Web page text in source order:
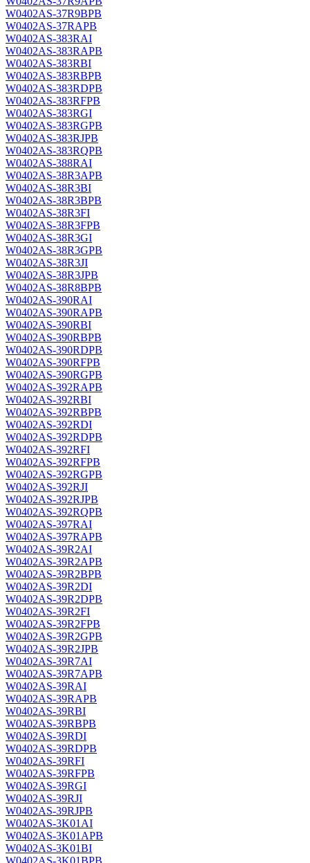
W0402AS-37R9BPB
W0402AS-37RAPB
W0402AS-383RAI
W0402AS-383RAPB
W0402AS-383RBI
W0402AS-383RBPB
W0402AS-383RDPB
W0402AS-383RFPB
W0402AS-383RGI
W0402AS-383RGPB
W0402AS-383RJPB
W0402AS-383RQPB
W0402AS-388RAI
W0402AS-38R3APB
W0402AS-38R3BI
W0402AS-38R3BPB
W0402AS-38R3FI
W0402AS-38R3FPB
W0402AS-38R3GI
W0402AS-38R3GPB
W0402AS-38R3JI
W0402AS-38R3JPB
W0402AS-38R8BPB
W0402AS-390RAI
W0402AS-390RAPB
W0402AS-390RBI
W0402AS-390RBPB
W0402AS-390RDPB
W0402AS-390RFPB
W0402AS-390RGPB
W0402AS-392RAPB
W0402AS-392RBI
W0402AS-392RBPB
W0402AS-392RDI
W0402AS-392RDPB
W0402AS-392RFI
W0402AS-392RFPB
W0402AS-392RGPB
W0402AS-392RJI
W0402AS-392RJPB
W0402AS-392RQPB
W0402AS-397RAI
W0402AS-397RAPB
W0402AS-39R2AI
W0402AS-39R2APB
W0402AS-39R2BPB
W0402AS-39R2DI
W0402AS-39R2DPB
W0402AS-39R2FI
W0402AS-39R2FPB
W0402AS-39R2GPB
W0402AS-39R2JPB
W0402AS-39R7AI
W0402AS-39R7APB
W0402AS-39RAI
W0402AS-39RAPB
W0402AS-39RBI
W0402AS-39RBPB
W0402AS-39RDI
W0402AS-39RDPB
W0402AS-39RFI
W0402AS-39RFPB
W0402AS-39RGI
W0402AS-39RJI
W0402AS-39RJPB
W0402AS-3K01AI
W0402AS-3K01APB
W0402AS-3K01BI
W0402AS-3K01BPB